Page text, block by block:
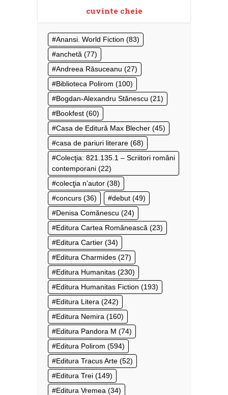
cuvinte cheie
Anansi. World Fiction (83)
anchetă (77)
Andreea Răsuceanu (27)
Biblioteca Polirom (100)
Bogdan-Alexandru Stănescu (21)
Bookfest (60)
Casa de Editură Max Blecher (45)
casa de pariuri literare (68)
Colecţia: 821.135.1 – Scriitori români
contemporani (22)
colecţia n’autor (38)
concurs (36) debut (49)
Denisa Comănescu (24)
Editura Cartea Românească (23)
Editura Cartier (34)
Editura Charmides (27)
Editura Humanitas (230)
Editura Humanitas Fiction (193)
Editura Litera (242)
Editura Nemira (160)
Editura Pandora M (74)
Editura Polirom (594)
Editura Tracus Arte (52)
Editura Trei (149)
Editura Vremea (34)